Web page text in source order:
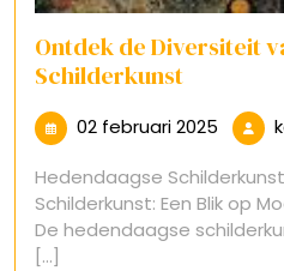
Ontdek de Diversiteit
Schilderkunst
02 februari 2025 02
februari
2025
Hedendaagse
Schilderkunst: Een Blik op
De hedendaagse
[...]